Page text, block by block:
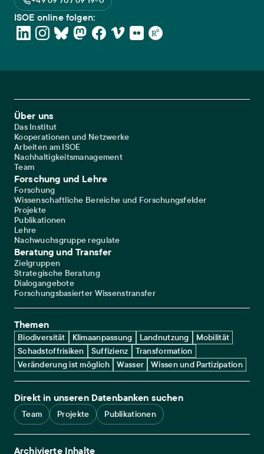
ISOE online folgen:
Footer Main Navigation
Über uns
Das Institut
Kooperationen und Netzwerke
Arbeiten am ISOE
Nachhaltigkeitsmanagement
Team
Forschung und Lehre
Forschung
Wissenschaftliche Bereiche und Forschungsfelder
Projekte
Publikationen
Lehre
Nachwuchsgruppe regulate
Beratung und Transfer
Zielgruppen
Strategische Beratung
Dialogangebote
Forschungsbasierter Wissenstransfer
Themen
Biodiversität Klimaanpassung Landnutzung
Mobilität
Schadstoffrisiken
Suffizienz
Transformation
Veränderung ist möglich
Wasser Wissen und Partizipation
Direkt in unseren Datenbanken suchen
Team Projekte Publikationen
Archivierte Inhalte